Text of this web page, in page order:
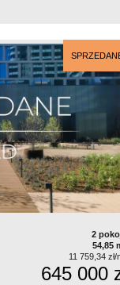
2
54,85
11 759,34 zł/
645 000